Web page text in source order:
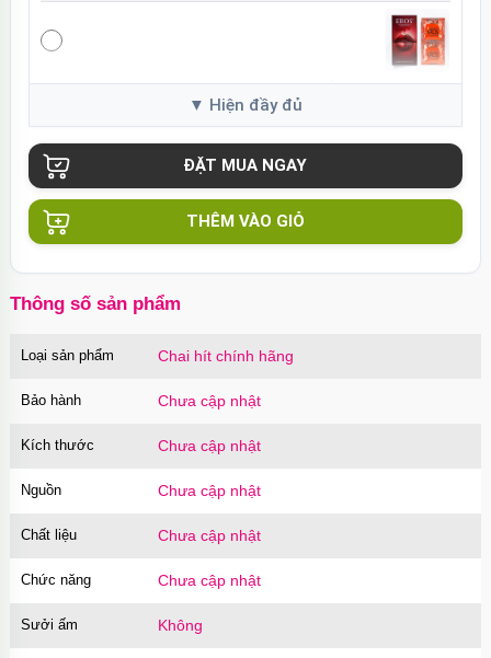
Bao cao su EROS Super Dotted gai nổi tăng
MãBES01trị giá80.000₫
Bao cao su Sure DongKuk Ultra Thin siêu
mỏng chân thật Hàn Quốc
Bao cao su Sure Dongkuk Dotted 10 chiếc gai
MãBSD10 60.000₫
trong suốt
OPC16PR 70.000₫
THÊM VÀO GIỎ
Thông số sản phẩm
Loại sản phẩm Chai hít chính hãng
Bảo hành Chưa cập nhật
Kích thước Chưa cập nhật
Nguồn Chưa cập nhật
Chất liệu Chưa cập nhật
Chức năng Chưa cập nhật
Sưởi ấm Không